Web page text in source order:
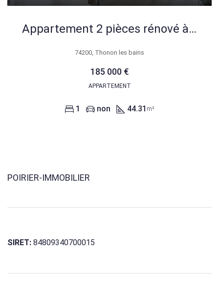
Appartement 2 pièces rénové à Thonon-les-Bains, secteur Morcy avec balcon et cave
74200, Thonon les bains
185 000 €
APPARTEMENT
1 non 44.31 m²
POIRIER-IMMOBILIER
SIRET: 84809340700015